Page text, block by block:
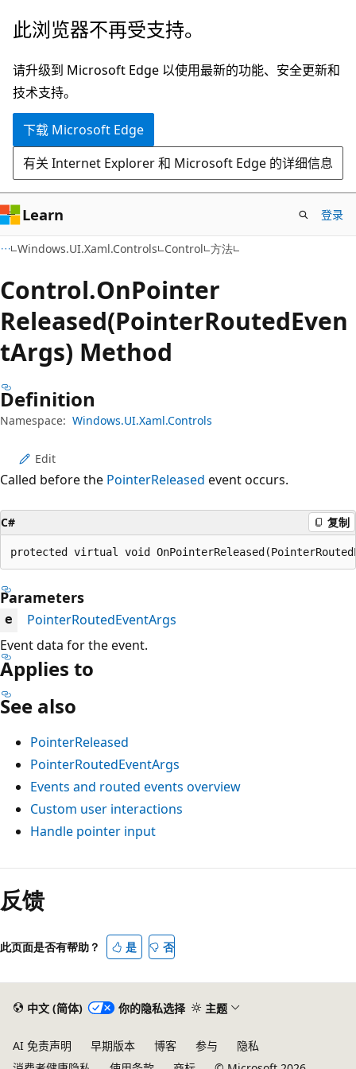
跳
主
要
内
跳
页
内
导
此浏览器不再受支持。
请升级到 Microsoft Edge 以使用最新的功能、安全更新和
技术支持。
下载 Microsoft Edge
有关 Internet Explorer 和 Microsoft Edge 的详细信息
Learn 登录
Windows.UI.Xaml.Controls Control 方法
Control.OnPointer
Released(PointerRoutedEven
tArgs) Method
Definition
Namespace: Windows.UI.Xaml.Controls
Edit
Called before the PointerReleased event occurs.
C# 复制
protected virtual void
Parameters
e
PointerRoutedEventArgs
Event data for the event.
Applies to
See also
PointerReleased
PointerRoutedEventArgs
Events and routed events overview
Custom user interactions
Handle pointer input
阅
读
模
已
反馈
此页面是否有帮助？ 是 否
中文 (简体) 你的隐私选择 主题
AI 免责声明 早期版本 博客 参与
隐私